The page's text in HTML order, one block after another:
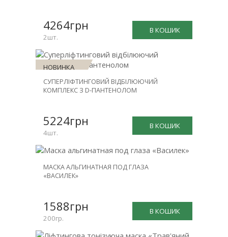
В КОШИК
4264грн
2шт.
НОВИНКА
ЗНИЖКА
СУПЕРЛІФТИНГОВИЙ ВІДБІЛЮЮЧИЙ
КОМПЛЕКС З D-ПАНТЕНОЛОМ
В КОШИК
5224грн
4шт.
МАСКА АЛЬГИНАТНАЯ ПОД ГЛАЗА
«ВАСИЛЕК»
В КОШИК
1588грн
200гр.